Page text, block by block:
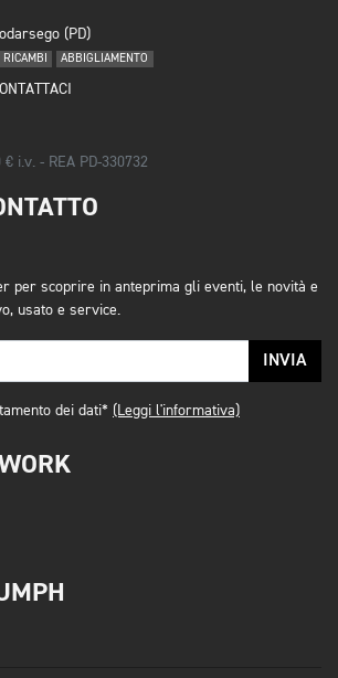
(PD)
RICAMBI ABBIGLIAMENTO
i.v. - REA PD-330732
per scoprire in anteprima gli eventi, le novità e
usato e service.
INVIA
dei dati* (Leggi l'informativa)